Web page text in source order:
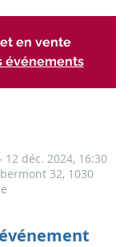
en vente
événements
12 déc. 2024, 16:30
32, 1030